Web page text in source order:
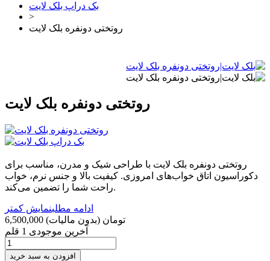
بک دراپ بلک لایت
>
روتختی دونفره بلک لایت
روتختی دونفره بلک لایت
روتختی دونفره بلک لایت با طراحی شیک و مدرن، مناسب برای
دکوراسیون اتاق خواب‌های امروزی. کیفیت بالا و جنس نرم، خواب
راحت شما را تضمین می‌کند.
ادامه مطلبنمایش کمتر
6,500,000 تومان (بدون مالیات)
آخرین موجودی 1 قلم
افزودن به سبد خرید